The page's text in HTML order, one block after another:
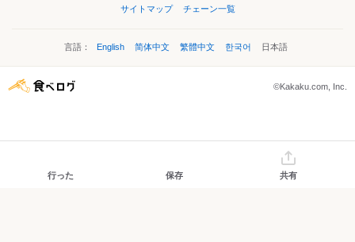
サイトマップ
チェーン一覧
言語： English 简体中文 繁體中文 한국어 日本語
©Kakaku.com, Inc.
行った 保存 共有